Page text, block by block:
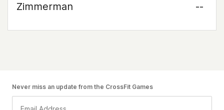
Zimmerman
--
Never miss an update from the CrossFit Games